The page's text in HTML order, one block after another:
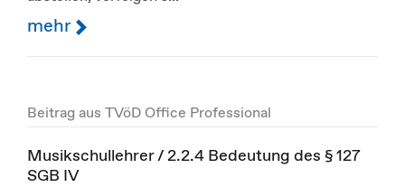
mehr
Beitrag aus TVöD Office Professional
Musikschullehrer / 2.2.4 Bedeutung des § 127
SGB IV